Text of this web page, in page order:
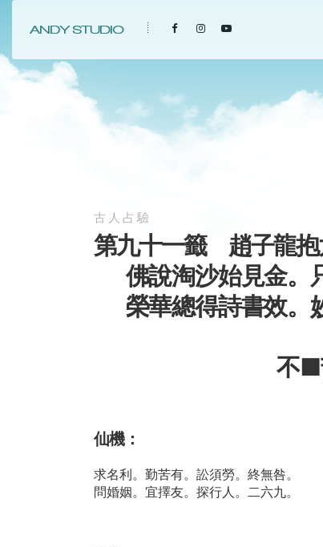
古人占驗
第九十一籤 趙子龍
佛說淘沙始見金。
榮華總得詩書效。
不
仙機：
求名利。勤苦有。訟須勞。終無咎。
問婚姻。宜擇友。探行人。二六九。